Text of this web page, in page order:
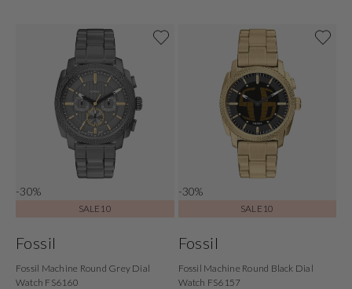
-30%
SALE10
Fossil
Fossil Machine Round Grey Dial
Watch FS6160
-30%
SALE10
Fossil
Fossil Machine Round Black Dial
Watch FS6157